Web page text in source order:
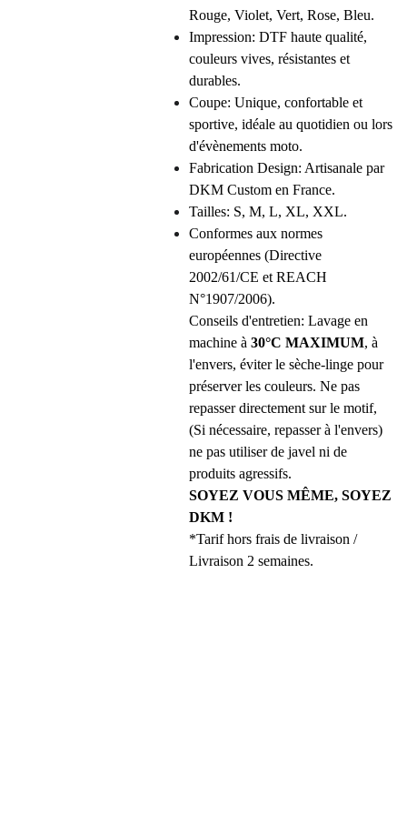
Rouge, Violet, Vert, Rose, Bleu.
Impression: DTF haute qualité,
couleurs vives, résistantes et
durables.
Coupe: Unique, confortable et
sportive, idéale au quotidien ou lors
d'évènements moto.
Fabrication Design: Artisanale par
DKM Custom en France.
Tailles: S, M, L, XL, XXL.
Conformes aux normes
européennes (Directive
2002/61/CE et REACH
N°1907/2006).
Conseils d'entretien: Lavage en
machine à 30°C MAXIMUM, à
l'envers, éviter le sèche-linge pour
préserver les couleurs. Ne pas
repasser directement sur le motif,
(Si nécessaire, repasser à l'envers)
ne pas utiliser de javel ni de
produits agressifs.
SOYEZ VOUS MÊME, SOYEZ
DKM !
*Tarif hors frais de livraison /
Livraison 2 semaines.